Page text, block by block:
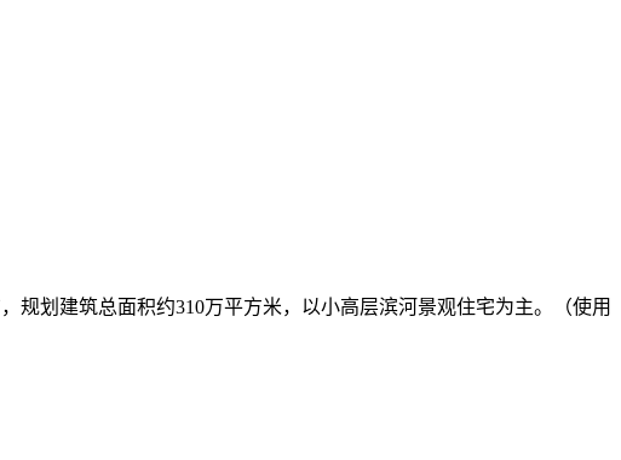
规划建筑总面积约310万平方米，以小高层滨河景观住宅为主。（使用